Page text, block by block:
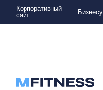
Корпоративный
сайт
Бизнесу